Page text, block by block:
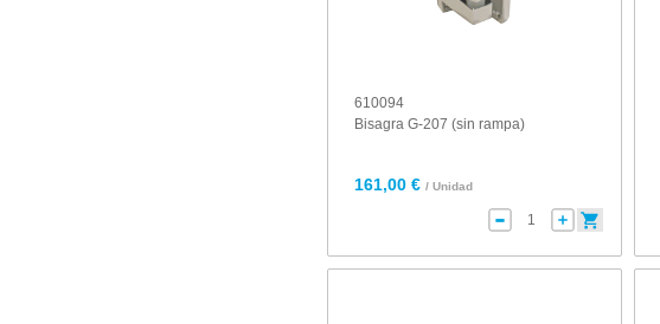
610094
Bisagra G-207 (sin rampa)
161,00 € / Unidad